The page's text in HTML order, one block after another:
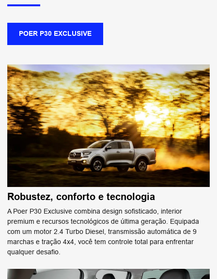
POER P30 EXCLUSIVE
Robustez, conforto e tecnologia
A Poer P30 Exclusive combina design sofisticado, interior
premium e recursos tecnológicos de última geração. ​Equipada
com um motor 2.4 Turbo Diesel, transmissão automática de 9
marchas e tração 4x4, você tem controle total para enfrentar
qualquer desafio.